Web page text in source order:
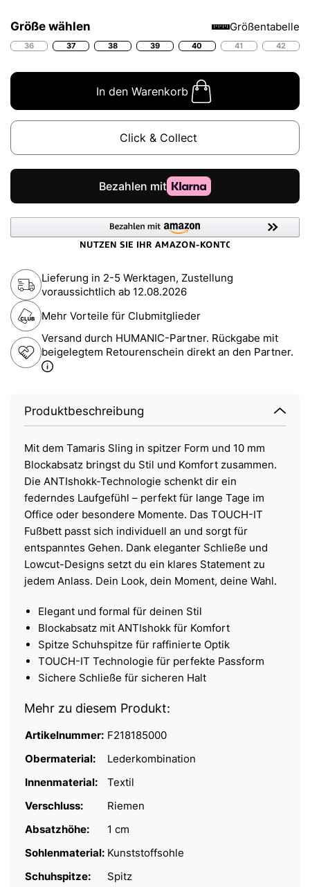
Größe wählen Größentabelle
36 37 38 39 40 41 42
In den Warenkorb
Click & Collect
Lieferung in 2-5 Werktagen, Zustellung
voraussichtlich ab 12.08.2026
Mehr Vorteile für Clubmitglieder
Versand durch HUMANIC-Partner. Rückgabe mit
beigelegtem Retourenschein direkt an den Partner.
Produktbeschreibung
Mit dem Tamaris Sling in spitzer Form und 10 mm
Blockabsatz bringst du Stil und Komfort zusammen.
Die ANTIshokk-Technologie schenkt dir ein
federndes Laufgefühl – perfekt für lange Tage im
Office oder besondere Momente. Das TOUCH-IT
Fußbett passt sich individuell an und sorgt für
entspanntes Gehen. Dank eleganter Schließe und
Lowcut-Designs setzt du ein klares Statement zu
jedem Anlass. Dein Look, dein Moment, deine Wahl.
Elegant und formal für deinen Stil
Blockabsatz mit ANTIshokk für Komfort
Spitze Schuhspitze für raffinierte Optik
TOUCH-IT Technologie für perfekte Passform
Sichere Schließe für sicheren Halt
Mehr zu diesem Produkt:
Artikelnummer: F218185000
Obermaterial:
Lederkombination
Innenmaterial:
Textil
Verschluss:
Riemen
Absatzhöhe:
1 cm
Sohlenmaterial: Kunststoffsohle
Schuhspitze:
Spitz